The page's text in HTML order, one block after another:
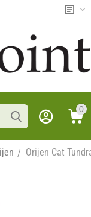
0
/ Orijen Cat